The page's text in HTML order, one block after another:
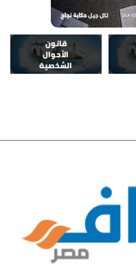
قانون
الأحوال
الشخصية